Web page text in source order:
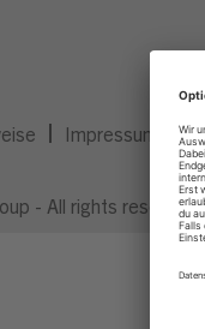
Impressum
- All rights reserved